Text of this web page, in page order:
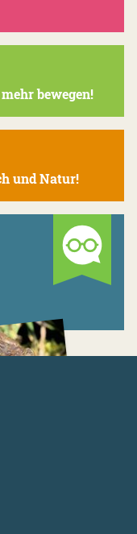
bewegen!
und Natur!
scrollen